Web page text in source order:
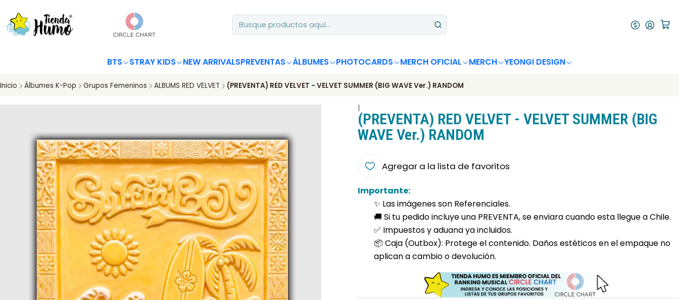
BTS STRAY KIDS NEW ARRIVALSPREVENTAS ÁLBUMES PHOTOCARDS MERCH OFICIAL MERCH YEONGI DESIGN
Inicio Álbumes K-Pop Grupos Femeninos ALBUMS RED VELVET (PREVENTA) RED VELVET - VELVET SUMMER (BIG WAVE Ver.) RANDOM
|
(PREVENTA) RED VELVET - VELVET SUMMER (BIG
WAVE Ver.) RANDOM
Agregar a la lista de favoritos
Importante:
✨ Las imágenes son Referenciales.
🚚 Si tu pedido incluye una PREVENTA, se enviara cuando esta llegue a Chile.
✅ Impuestos y aduana ya incluidos.
📦 Caja (Outbox): Protege el contenido. Daños estéticos en el empaque no
aplican a cambio o devolución.